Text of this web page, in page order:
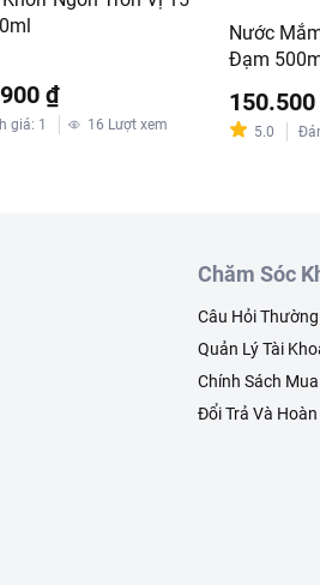
₫
giá: 1 16 Lượt xem
Nước
Đạm
5.0
Chăm Sóc
Câu Hỏi
Quản Lý Tài
Chính Sách
Đổi Trả Và Hoàn